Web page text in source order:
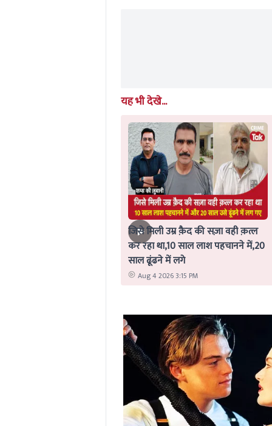
यह भी देखे...
जिसे मिली उम्र क़ैद की सज़ा वही क़त्ल
कर रहा था,10 साल लाश पहचानने में,20
साल ढूंढने में लगे
Aug 4 2026 3:15 PM